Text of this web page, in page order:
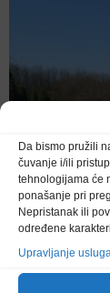
Da bismo pružili
čuvanje i/ili
tehnologijama će
ponašanje pri
Nepristanak ili
određene
Upravljanje